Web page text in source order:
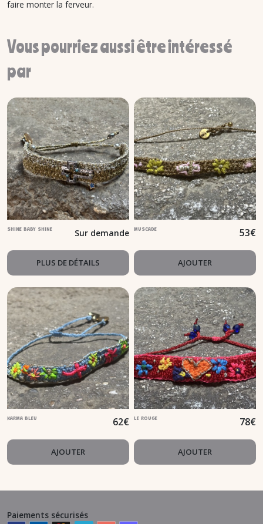
faire monter la ferveur.
Vous pourriez aussi être intéressé
par
SHINE BABY SHINE Sur demande
PLUS DE DÉTAILS
MUSCADE 53€
AJOUTER
KARMA BLEU 62€
AJOUTER
LE ROUGE 78€
AJOUTER
Paiements sécurisés